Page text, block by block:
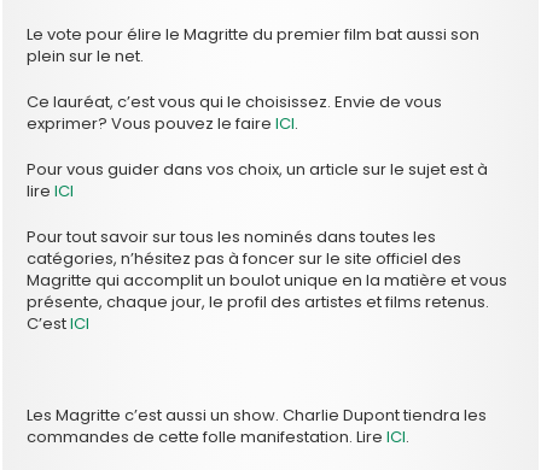
Le vote pour élire le Magritte du premier film bat aussi son
plein sur le net.
Ce lauréat, c’est vous qui le choisissez. Envie de vous
exprimer? Vous pouvez le faireICI.
Pour vous guider dans vos choix, un article sur le sujet est à
lireICI
Pour tout savoir sur tous les nominés dans toutes les
catégories, n’hésitez pas à foncer sur le site officiel des
Magritte qui accomplit un boulot unique en la matière et vous
présente, chaque jour, le profil des artistes et films retenus.
C’estICI
Les Magritte c’est aussi un show. Charlie Dupont tiendra les
commandes de cette folle manifestation. LireICI.